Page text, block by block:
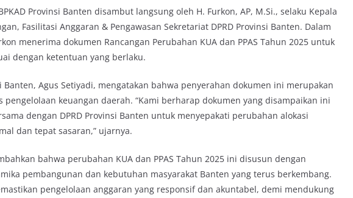
Provinsi Banten disambut langsung oleh H. Furkon, AP, M.Si., selaku Kepala
Fasilitasi Anggaran & Pengawasan Sekretariat DPRD Provinsi Banten. Dalam
menerima dokumen Rancangan Perubahan KUA dan PPAS Tahun 2025 untuk
dengan ketentuan yang berlaku.
Banten, Agus Setiyadi, mengatakan bahwa penyerahan dokumen ini merupakan
keuangan daerah. “Kami berharap dokumen yang disampaikan ini
dengan DPRD Provinsi Banten untuk menyepakati perubahan alokasi
dan tepat sasaran,” ujarnya.
bahwa perubahan KUA dan PPAS Tahun 2025 ini disusun dengan
pembangunan dan kebutuhan masyarakat Banten yang terus berkembang.
pengelolaan anggaran yang responsif dan akuntabel, demi mendukung